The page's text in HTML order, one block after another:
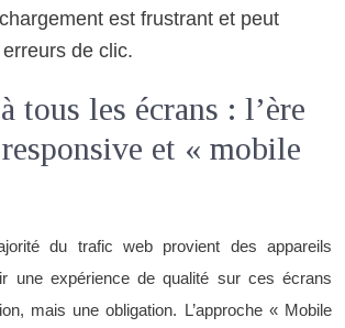
est frustrant et peut
de clic.
tous les écrans : l’ère
et « mobile
du trafic web provient des appareils
une expérience de qualité sur ces écrans
mais une obligation. L’approche « Mobile